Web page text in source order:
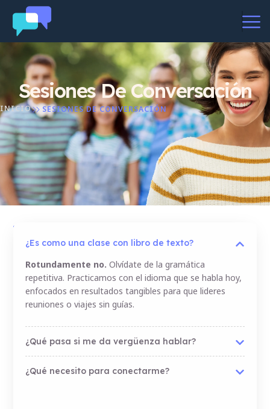
Sesiones De Conversación
INICIO SESIONES DE CONVERSACIÓN
Deja
de
estudiar
inglés.
Empieza
vivirlo.
Despídete
«traductor
interno».
Transforma
fluidez
con
Especialidades
100% reales.
Zona libre
de juicios
garantizada.
de
y debate.
Desde
cualquier
Método
efectivo
práctico
¿Es como una clase con libro de texto?
Rotundamente no. Olvídate de la gramática
repetitiva. Practicamos con el idioma que se habla hoy,
enfocados en resultados tangibles para que lideres
reuniones o viajes sin guías.
¿Qué pasa si me da vergüenza hablar?
¿Qué necesito para conectarme?